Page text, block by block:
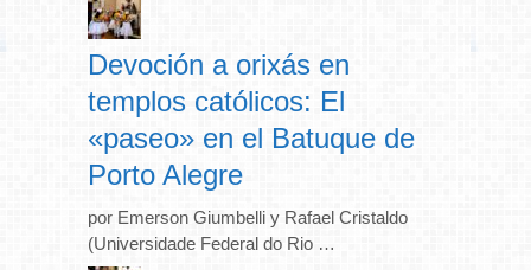
Devoción a orixás en
templos católicos: El
«paseo» en el Batuque de
Porto Alegre
por Emerson Giumbelli y Rafael Cristaldo
(Universidade Federal do Rio …